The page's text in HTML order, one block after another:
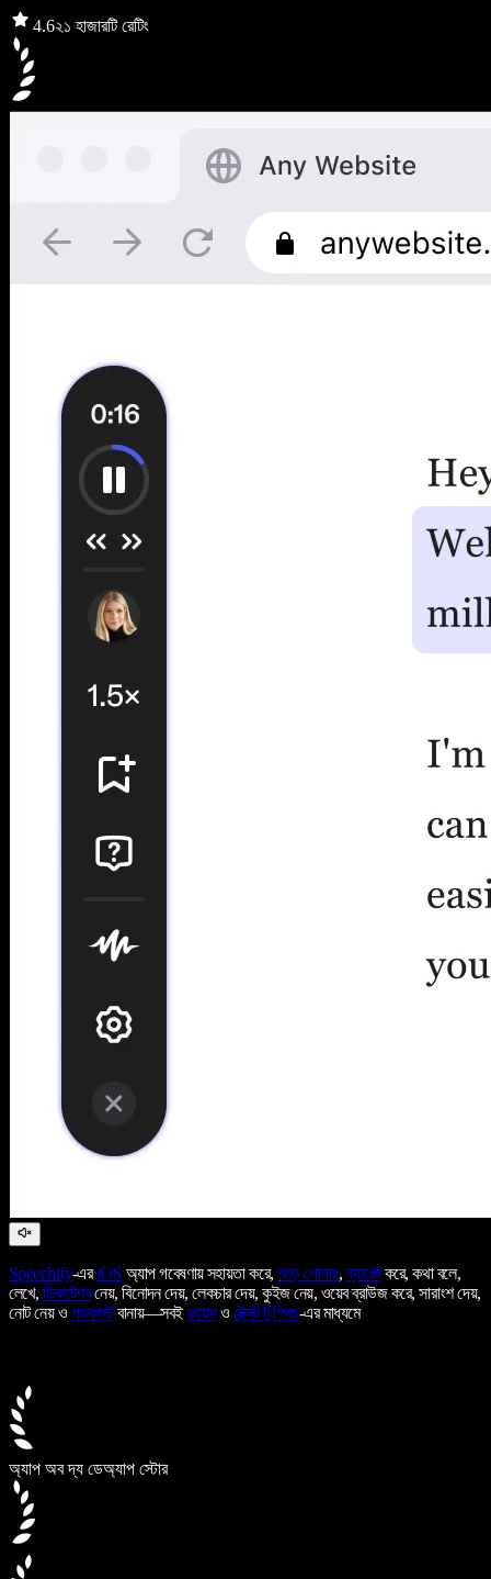
4.6২১ হাজারটি রেটিং
Speechify-এরiOS অ্যাপ গবেষণায় সহায়তা করে, পড়ে শোনায়,ন্যারেটকরে, কথা বলে,
লেখে, ডিকটেশননেয়, বিনোদন দেয়, লেকচার দেয়, কুইজ নেয়, ওয়েব ব্রাউজ করে, সারাংশ দেয়,
নোট নেয় ও পডকাস্টবানায়—সবইভয়েসও টেক্সট টু স্পিচ-এর মাধ্যমে
অ্যাপ অব দ্য ডেঅ্যাপ স্টোর